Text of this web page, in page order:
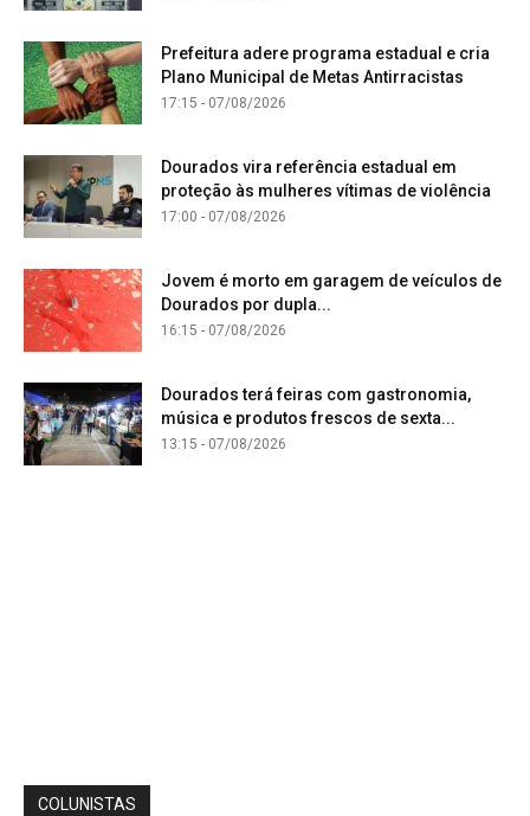
Prefeitura adere programa estadual e cria
Plano Municipal de Metas Antirracistas
17:15 - 07/08/2026
Dourados vira referência estadual em
proteção às mulheres vítimas de violência
17:00 - 07/08/2026
Jovem é morto em garagem de veículos de
Dourados por dupla...
16:15 - 07/08/2026
Dourados terá feiras com gastronomia,
música e produtos frescos de sexta...
13:15 - 07/08/2026
COLUNISTAS